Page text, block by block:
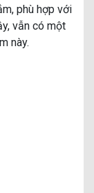
phù hợp với
vẫn có một
này.